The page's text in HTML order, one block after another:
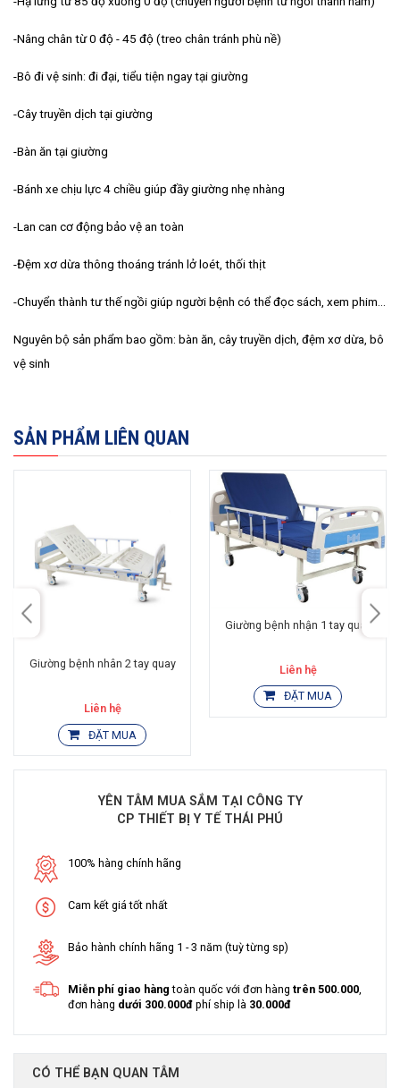
-Nâng chân từ 0 độ - 45 độ (treo chân tránh phù nề)
-Bô đi vệ sinh: đi đại, tiểu tiện ngay tại giường
-Cây truyền dịch tại giường
-Bàn ăn tại giường
-Bánh xe chịu lực 4 chiều giúp đầy giường nhẹ nhàng
-Lan can cơ động bảo vệ an toàn
-Đệm xơ dừa thông thoáng tránh lở loét, thối thịt
-Chuyển thành tư thế ngồi giúp người bệnh có thể đọc sách, xem phim…
Nguyên bộ sản phẩm bao gồm: bàn ăn, cây truyền dịch, đệm xơ dừa, bô
vệ sinh
SẢN PHẨM LIÊN QUAN
Giường bệnh nhân 2 tay quay
Liên hệ
ĐẶT MUA
Giường bệnh nhận 1 tay quay
Liên hệ
ĐẶT MUA
YÊN TÂM MUA SẮM TẠI CÔNG TY
CP THIẾT BỊ Y TẾ THÁI PHÚ
100% hàng chính hãng
Cam kết giá tốt nhất
Bảo hành chính hãng 1 - 3 năm (tuỳ từng sp)
Miễn phí giao hàng toàn quốc với đơn hàng trên 500.000,
đơn hàng dưới 300.000đ phí ship là 30.000đ
CÓ THỂ BẠN QUAN TÂM